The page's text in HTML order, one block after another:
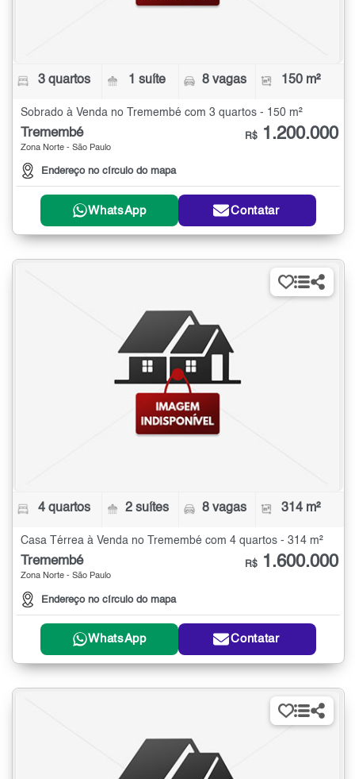
3 quartos 1 suíte 8 vagas 150 m²
Sobrado à Venda no Tremembé com 3 quartos - 150 m²
Tremembé
Zona Norte - São Paulo
Endereço no círculo do mapa
R$ 1.200.000
WhatsApp Contatar
4 quartos 2 suítes 8 vagas 314 m²
Casa Térrea à Venda no Tremembé com 4 quartos - 314 m²
Tremembé
Zona Norte - São Paulo
Endereço no círculo do mapa
R$ 1.600.000
WhatsApp Contatar